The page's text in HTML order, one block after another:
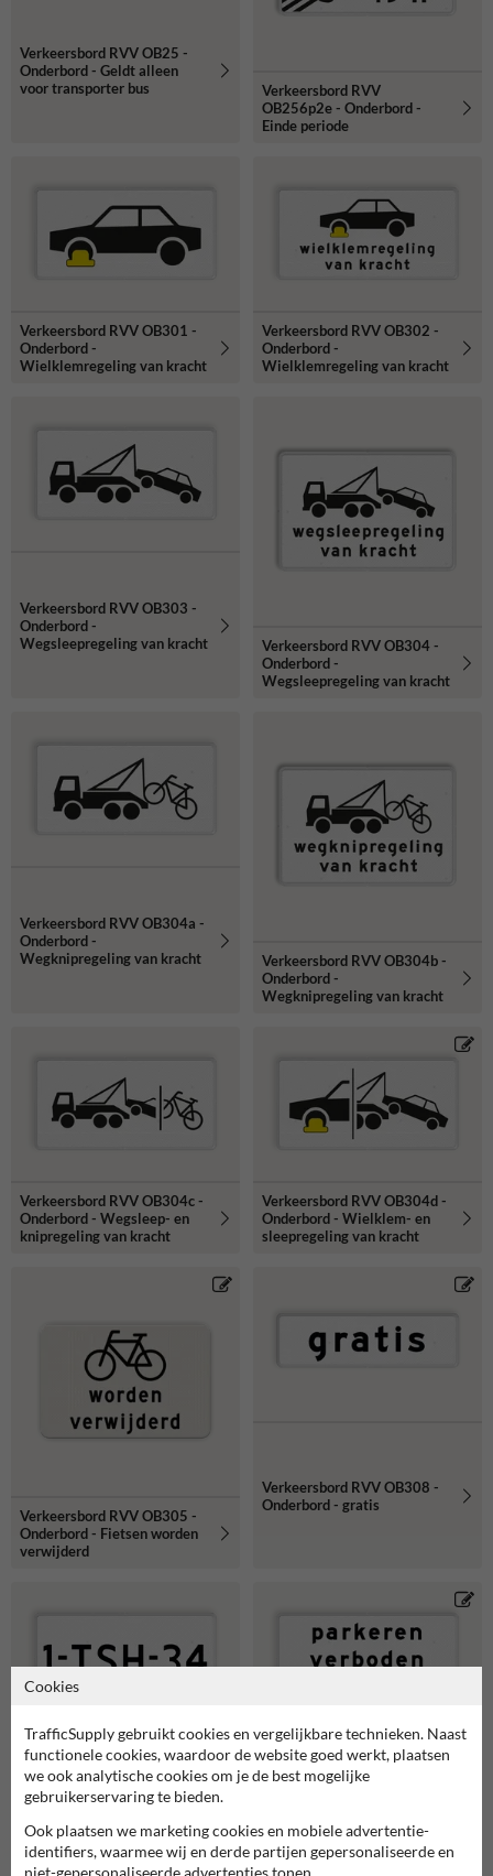
Verkeersbord RVV OB25 -
Onderbord - Geldt alleen
voor transporter bus
Verkeersbord RVV
OB256p2e - Onderbord -
Einde periode
Verkeersbord RVV OB301 -
Onderbord -
Wielklemregeling van kracht
Verkeersbord RVV OB302 -
Onderbord -
Wielklemregeling van kracht
Verkeersbord RVV OB303 -
Onderbord -
Wegsleepregeling van kracht
Verkeersbord RVV OB304 -
Onderbord -
Wegsleepregeling van kracht
Verkeersbord RVV OB304a -
Onderbord -
Wegknipregeling van kracht
Verkeersbord RVV OB304b -
Onderbord -
Wegknipregeling van kracht
Verkeersbord RVV OB304c -
Onderbord - Wegsleep- en
knipregeling van kracht
Verkeersbord RVV OB304d -
Onderbord - Wielklem- en
sleepregeling van kracht
Verkeersbord RVV OB305 -
Onderbord - Fietsen worden
verwijderd
Verkeersbord RVV OB308 -
Onderbord - gratis
Verkeersbord RVV OB309 -
Onderbord - Geldt alleen
voor beschreven kenteken
Verkeersbord RVV OB310p -
Onderbord - Geldt alleen
Cookies
TrafficSupply gebruikt cookies en vergelijkbare technieken. Naast
functionele cookies, waardoor de website goed werkt, plaatsen
we ook analytische cookies om je de best mogelijke
gebruikerservaring te bieden.
Ook plaatsen we marketing cookies en mobiele advertentie-
identifiers, waarmee wij en derde partijen gepersonaliseerde en
niet-gepersonaliseerde advertenties tonen